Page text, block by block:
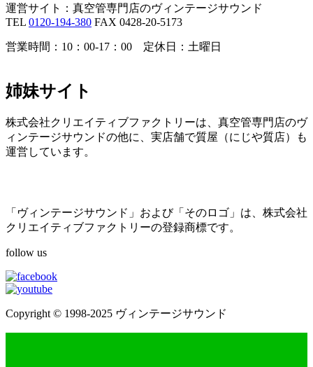
運営サイト：真空管専門店のヴィンテージサウンド
TEL 0120-194-380 FAX 0428-20-5173
営業時間：10：00-17：00 定休日：土曜日
姉妹サイト
株式会社クリエイティブファクトリーは、真空管専門店のヴ
ィンテージサウンドの他に、実店舗で質屋（にじや質店）も
運営しています。
「ヴィンテージサウンド」および「そのロゴ」は、株式会社
クリエイティブファクトリーの登録商標です。
follow us
Copyright © 1998-2025 ヴィンテージサウンド